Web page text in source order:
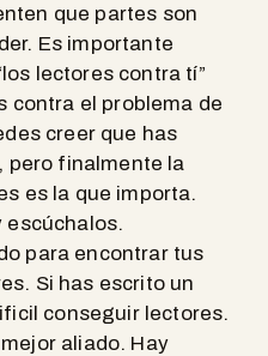
que partes son
Es importante
lectores contra tí”
contra el problema de
creer que has
pero finalmente la
es la que importa.
escúchalos.
para encontrar tus
Si has escrito un
conseguir lectores.
aliado. Hay